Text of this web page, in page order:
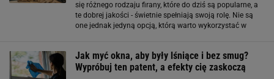
się różnego rodzaju firany, które do dziś są popularne, a
te dobrej jakości - świetnie spełniają swoją rolę. Nie są
one jednak jedyną opcją, którą warto wykorzystać w
Jak myć okna, aby były lśniące i bez smug?
Wypróbuj ten patent, a efekty cię zaskoczą